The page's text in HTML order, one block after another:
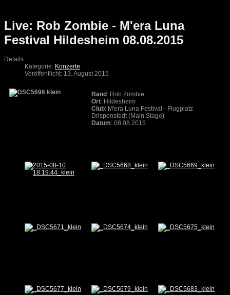
Live: Rob Zombie - M'era Luna
Festival Hildesheim 08.08.2015
Details
Kategorie: Konzerte
Veröffentlicht: 13. August 2015
Band : Rob Zombie
Ort: Hildesheim
Club: M'era Luna Festival - Flugplatz
Drispenstedt (Main Stage)
Datum: 08.08.2015